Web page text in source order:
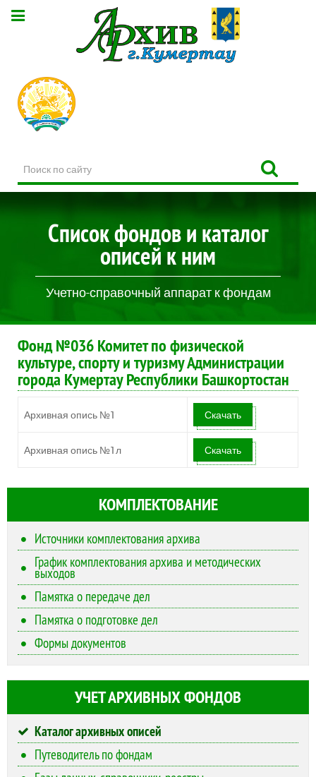
по
сайту
Список фондов и каталог
описей к ним
Учетно-справочный аппарат к фондам
Фонд №036 Комитет по физической
культуре, спорту и туризму Администрации
города Кумертау Республики Башкортостан
Архивная опись №1 Скачать
Архивная опись №1л Скачать
КОМПЛЕКТОВАНИЕ
Источники комплектования архива
График комплектования архива и методических
выходов
Памятка о передаче дел
Памятка о подготовке дел
Формы документов
УЧЕТ АРХИВНЫХ ФОНДОВ
Каталог архивных описей
Путеводитель по фондам